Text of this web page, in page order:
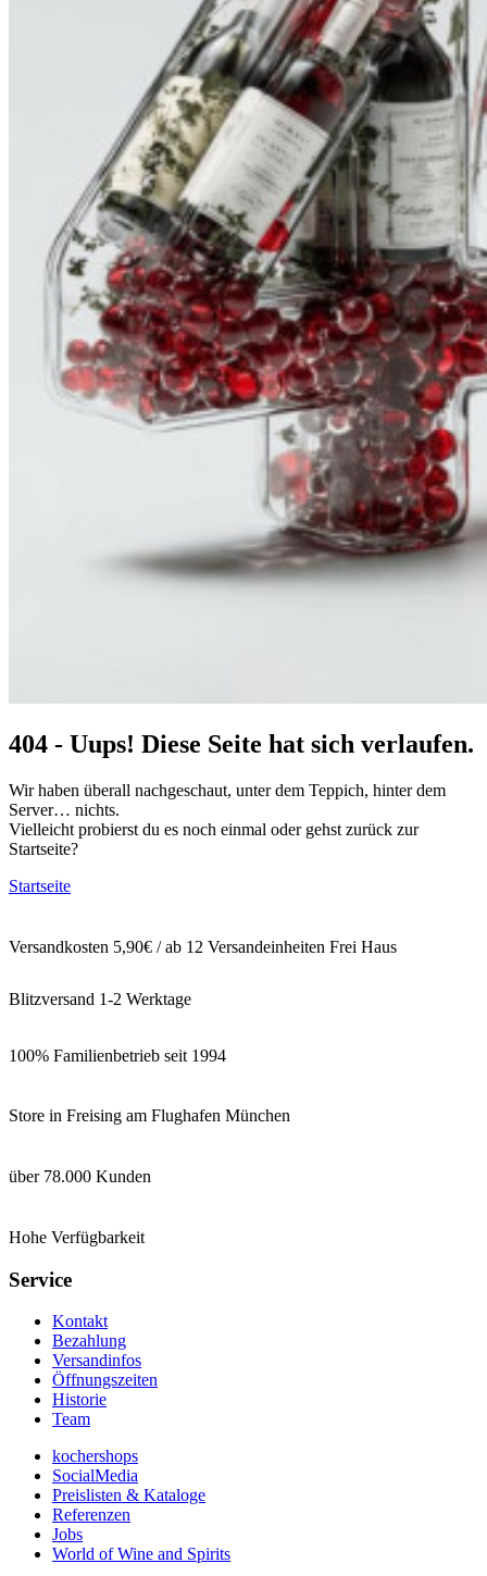
404 - Uups! Diese Seite hat sich verlaufen.
Wir haben überall nachgeschaut, unter dem Teppich, hinter dem
Server… nichts.
Vielleicht probierst du es noch einmal oder gehst zurück zur
Startseite?
Startseite
Versandkosten 5,90€ / ab 12 Versandeinheiten Frei Haus
Blitzversand 1-2 Werktage
100% Familienbetrieb seit 1994
Store in Freising am Flughafen München
über 78.000 Kunden
Hohe Verfügbarkeit
Service
Kontakt
Bezahlung
Versandinfos
Öffnungszeiten
Historie
Team
kochershops
SocialMedia
Preislisten & Kataloge
Referenzen
Jobs
World of Wine and Spirits